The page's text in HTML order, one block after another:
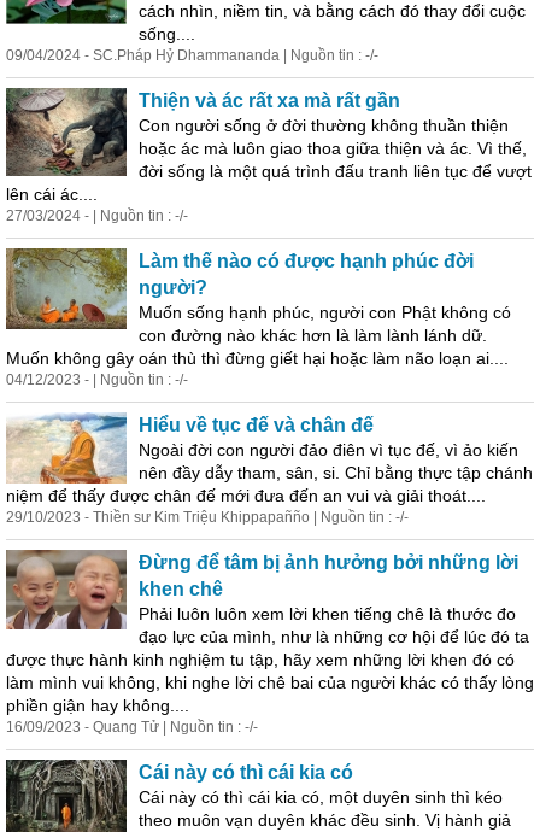
cách nhìn, niềm tin, và bằng cách đó thay đổi cuộc
sống....
09/04/2024 - SC.Pháp Hỷ Dhammananda | Nguồn tin : -/-
Thiện và ác rất xa mà rất gần
Con người sống ở đời thường không thuần thiện
hoặc ác mà luôn giao thoa giữa thiện và ác. Vì thế,
đời sống là một quá trình đấu tranh liên tục để vượt
lên cái ác....
27/03/2024 - | Nguồn tin : -/-
Làm thế nào có được hạnh phúc đời
người?
Muốn sống hạnh phúc, người con Phật không có
con đường nào khác hơn là làm lành lánh dữ.
Muốn không gây oán thù thì đừng giết hại hoặc làm não loạn ai....
04/12/2023 - | Nguồn tin : -/-
Hiểu về tục đế và chân đế
Ngoài đời con người đảo điên vì tục đế, vì ảo kiến
nên đầy dẫy tham, sân, si. Chỉ bằng thực tập chánh
niệm để thấy được chân đế mới đưa đến an vui và giải thoát....
29/10/2023 - Thiền sư Kim Triệu Khippapañño | Nguồn tin : -/-
Đừng để tâm bị ảnh hưởng bởi những lời
khen chê
Phải luôn luôn xem lời khen tiếng chê là thước đo
đạo lực của mình, như là những cơ hội để lúc đó ta
được thực hành kinh nghiệm tu tập, hãy xem những lời khen đó có
làm mình vui không, khi nghe lời chê bai của người khác có thấy lòng
phiền giận hay không....
16/09/2023 - Quang Tử | Nguồn tin : -/-
Cái này có thì cái kia có
Cái này có thì cái kia có, một duyên sinh thì kéo
theo muôn vạn duyên khác đều sinh. Vị hành giả